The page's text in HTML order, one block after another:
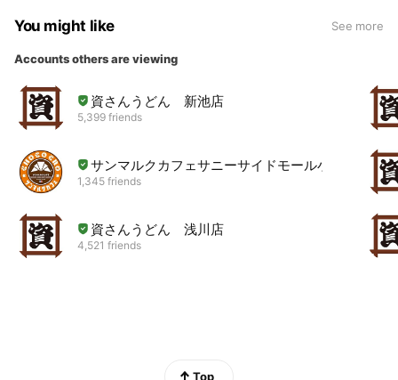
You might like See more
Accounts others are viewing
資さんうどん 新池店
5,399 friends
サンマルクカフェサニーサイドモール小倉店
1,345 friends
資さんうどん 浅川店
4,521 friends
Top